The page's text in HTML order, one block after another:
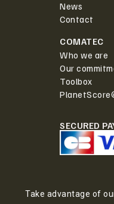
News
Contact
COMATEC
Who we are
Our
Toolbox
SECURED
Take advantage of